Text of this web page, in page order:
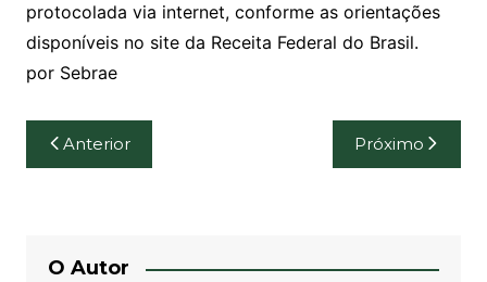
protocolada via internet, conforme as orientações
disponíveis no site da Receita Federal do Brasil.
por Sebrae
Navegação
de
Anterior Próximo
O Autor